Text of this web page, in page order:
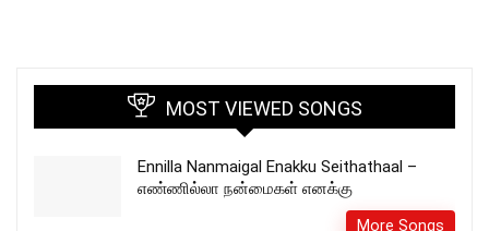
MOST VIEWED SONGS
Ennilla Nanmaigal Enakku Seithathaal –
எண்ணில்லா நன்மைகள் எனக்கு
More Songs